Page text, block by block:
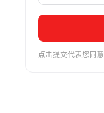
点击提交代表您同意